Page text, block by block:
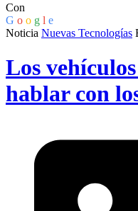
Con
G o o g l e
Noticia Nuevas Tecnologías
Los
hablar con